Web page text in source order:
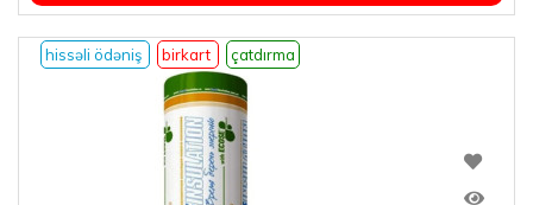
hissəli ödəniş birkart çatdırma